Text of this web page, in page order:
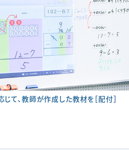
て、教師が作成した教材を［配付］